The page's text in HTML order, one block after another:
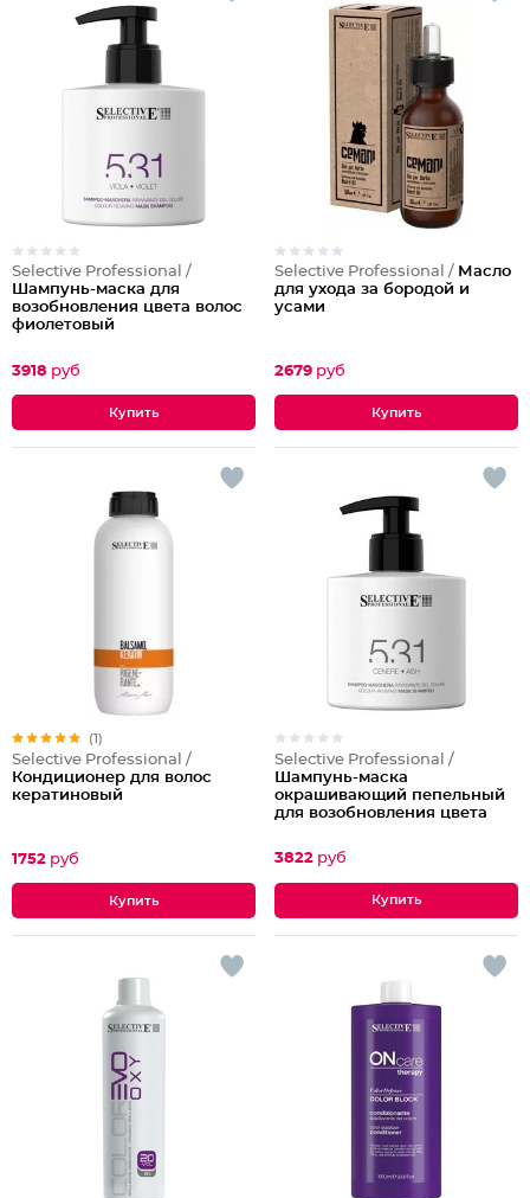
Selective Professional /
Шампунь-маска для
возобновления цвета волос
фиолетовый
3918 руб
Selective Professional / Масло
для ухода за бородой и
усами
2679 руб
(1)
Selective Professional /
Кондиционер для волос
кератиновый
1752 руб
Selective Professional /
Шампунь-маска
окрашивающий пепельный
для возобновления цвета
3822 руб